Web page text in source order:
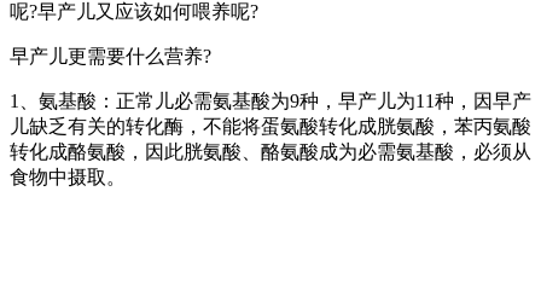
呢?早产儿又应该如何喂养呢?
早产儿更需要什么营养?
1、氨基酸：正常儿必需氨基酸为9种，早产儿为11种，因早产
儿缺乏有关的转化酶，不能将蛋氨酸转化成胱氨酸，苯丙氨酸
转化成酪氨酸，因此胱氨酸、酪氨酸成为必需氨基酸，必须从
食物中摄取。